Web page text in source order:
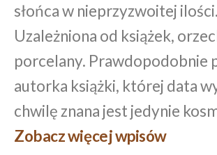
słońca w nieprzyzwoitej ilości.
Uzależniona od książek,
porcelany. Prawdopodobnie
autorka książki, której data
chwilę znana jest jedynie
Zobacz więcej wpisów